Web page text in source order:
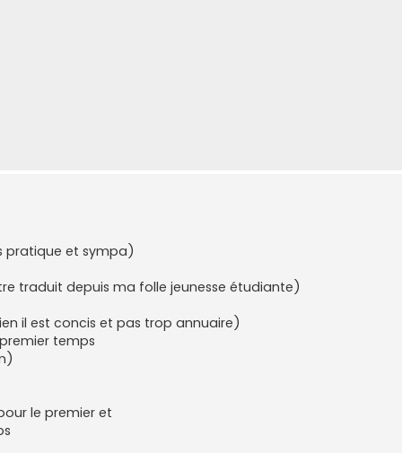
pratique et sympa)
traduit depuis ma folle jeunesse étudiante)
il est concis et pas trop annuaire)
temps
le premier et